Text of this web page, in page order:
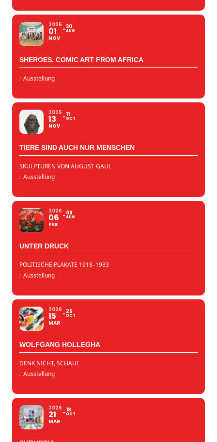
2025
01
NOV
30
AUG
SHEROES. COMIC ART FROM AFRICA
: Ausstellung
2025
13
NOV
11
OCT
TIERE SIND AUCH NUR MENSCHEN
SKULPTUREN VON AUGUST GAUL
: Ausstellung
2026
06
FEB
09
AUG
UNTER DRUCK
POLITISCHE PLAKATE 1918–1933
: Ausstellung
2026
15
MAR
25
OCT
WOLFGANG HOLLEGHA
DENK NICHT, SCHAU!
: Ausstellung
2026
21
MAR
18
OCT